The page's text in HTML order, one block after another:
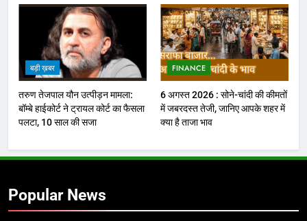
बड़ी ख़बर
तरुण तेजपाल यौन उत्पीड़न मामला:
बॉम्बे हाईकोर्ट ने ट्रायल कोर्ट का फैसला
पलटा, 10 साल की सजा
FINANCE
6 अगस्त 2026 : सोने-चांदी की कीमतों
में जबरदस्त तेजी, जानिए आपके शहर में
क्या है ताजा भाव
Popular News